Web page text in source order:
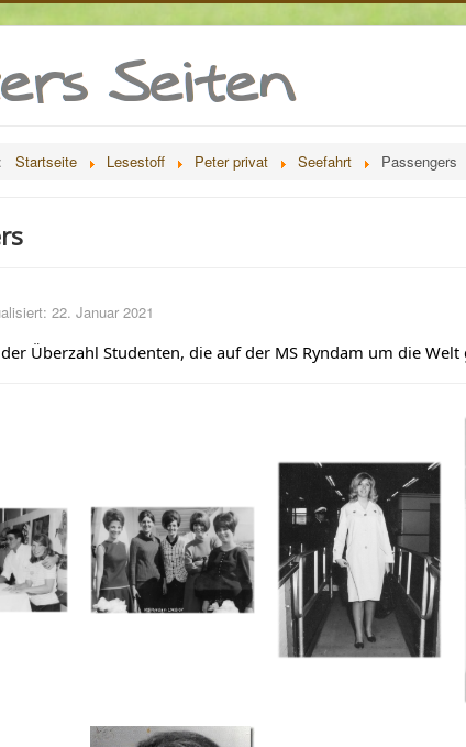
Startseite Lesestoff Peter privat Seefahrt Passengers
22. Januar 2021
Überzahl Studenten, die auf der MS Ryndam um die Welt